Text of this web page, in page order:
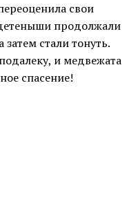
свои
продолжали
стали тонуть.
и медвежата
спасение!